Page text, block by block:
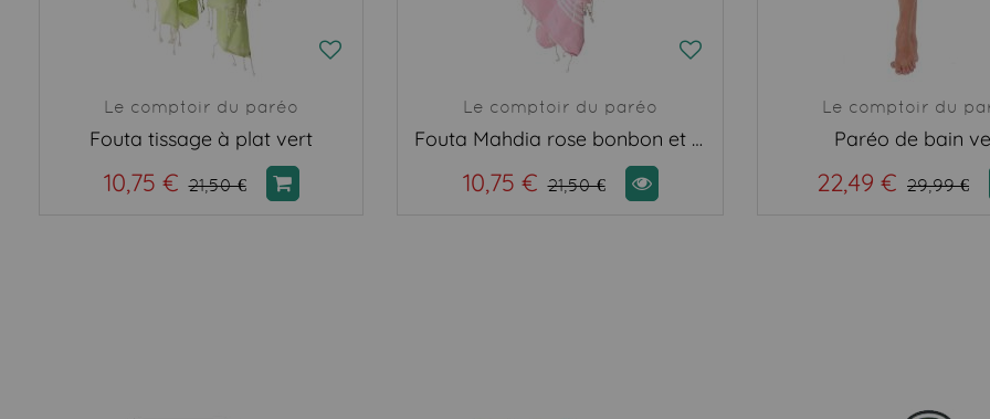
Le comptoir du paréo
Fouta tissage à plat vert
10,75 € 21,50 €
Le comptoir du paréo
Fouta Mahdia rose bonbon et blanc
10,75 € 21,50 €
Le comptoir du
Paréo de bain
22,49 € 29,99 €